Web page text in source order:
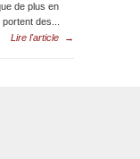
de plus en
des...
Lire l'article
→